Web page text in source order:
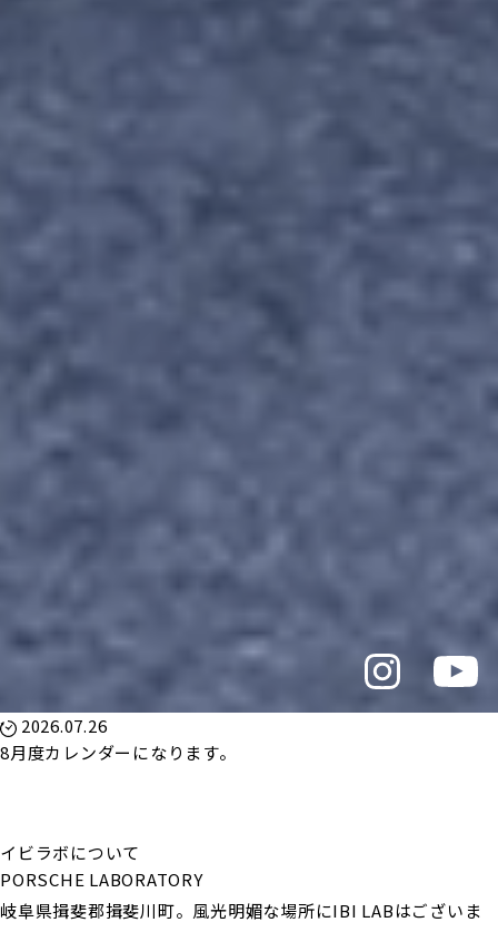
2026.07.26
8月度カレンダーになります。
イビラボについて
PORSCHE LABORATORY
岐阜県揖斐郡揖斐川町。風光明媚な場所にIBI LABはございま